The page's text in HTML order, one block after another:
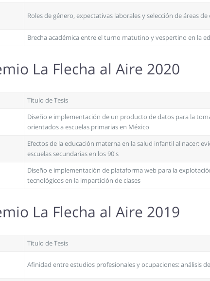
Roles de género, expectativas laborales y selección de áreas
Brecha académica entre el turno matutino y vespertino en la
La Flecha al Aire 2020
Título de Tesis
Diseño e implementación de un producto de datos para la
orientados a escuelas primarias en México
Efectos de la educación materna en la salud infantil al nacer:
escuelas secundarias en los 90's
Diseño e implementación de plataforma web para la
tecnológicos en la impartición de clases
La Flecha al Aire 2019
Título de Tesis
Afinidad entre estudios profesionales y ocupaciones: análisis